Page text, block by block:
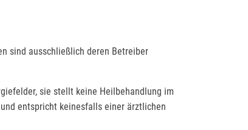
sind ausschließlich deren Betreiber
sie stellt keine Heilbehandlung im
entspricht keinesfalls einer ärztlichen